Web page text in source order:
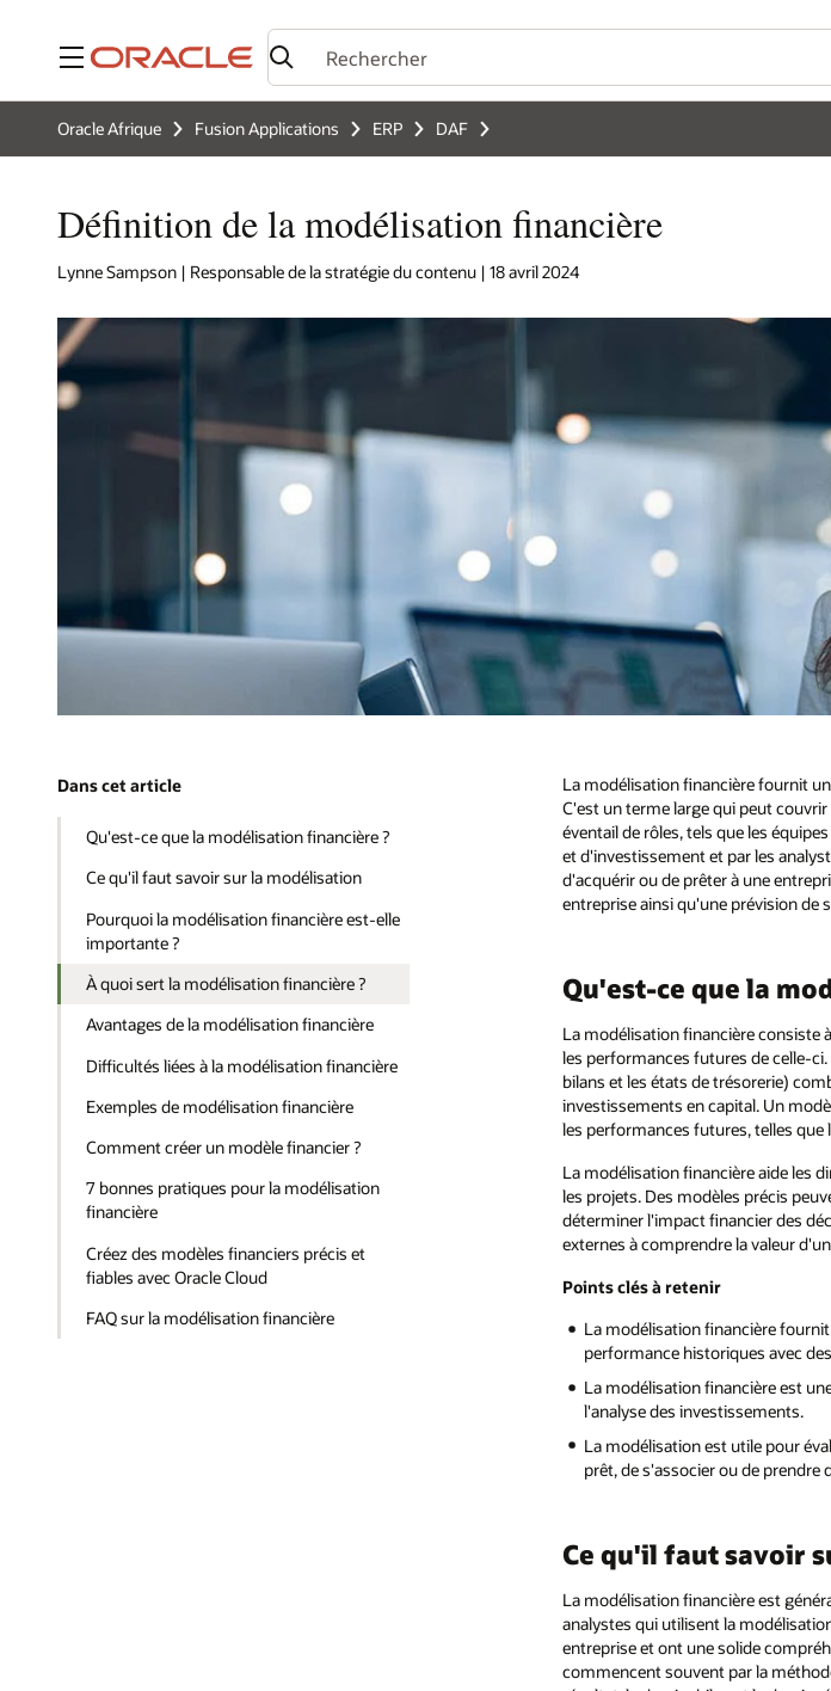
Menu
Oracle Afrique Fusion Applications ERP DAF
Définition de la modélisation financière
Lynne Sampson | Responsable de la stratégie du contenu | 18 avril 2024
Dans cet article
Qu'est-ce que la modélisation financière ?
Ce qu'il faut savoir sur la modélisation
Pourquoi la modélisation financière est-elle
importante ?
À quoi sert la modélisation financière ?
Avantages de la modélisation financière
Difficultés liées à la modélisation financière
Exemples de modélisation financière
Comment créer un modèle financier ?
7 bonnes pratiques pour la modélisation
financière
Créez des modèles financiers précis et
fiables avec Oracle Cloud
FAQ sur la modélisation financière
La modélisation financière fournit
C'est un terme large qui peut
éventail de rôles, tels que les
et d'investissement et par les
d'acquérir ou de prêter à une
entreprise ainsi qu'une prévision de
Qu'est-ce que la
La modélisation financière consiste
les performances futures de celle-
bilans et les états de trésorerie)
investissements en capital. Un
les performances futures, telles que
La modélisation financière aide les
les projets. Des modèles précis
déterminer l'impact financier des
externes à comprendre la valeur
Points clés à retenir
La modélisation financière
performance historiques avec
La modélisation financière est
l'analyse des investissements.
La modélisation est utile pour
prêt, de s'associer ou de
Ce qu'il faut savoir
La modélisation financière est
analystes qui utilisent la
entreprise et ont une solide
commencent souvent par la